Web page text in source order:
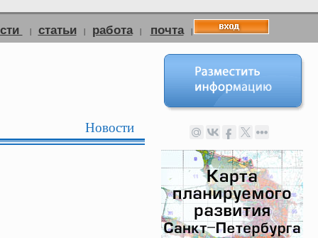
| статьи | работа | почта |
Новости